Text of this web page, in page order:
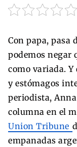
Con papa, pasa
podemos negar
como variada.
y estómagos
periodista,
columna en el
Union Tribune
empanadas